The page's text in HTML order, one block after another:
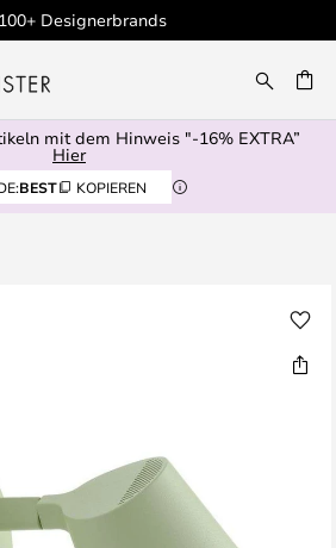
100+ Designerbrands
mit dem Hinweis "-16% EXTRA”
Hier
BEST KOPIEREN